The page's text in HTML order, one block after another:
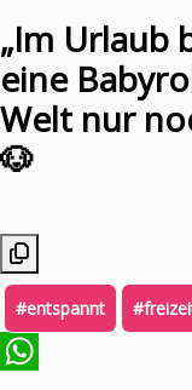
„Im Urlaub
eine
Welt nur
🐶
#entspannt